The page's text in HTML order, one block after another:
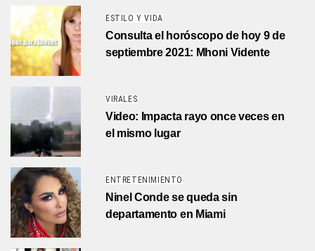
ESTILO Y VIDA
Consulta el horóscopo de hoy 9 de
septiembre 2021: Mhoni Vidente
VIRALES
Video: Impacta rayo once veces en
el mismo lugar
ENTRETENIMIENTO
Ninel Conde se queda sin
departamento en Miami